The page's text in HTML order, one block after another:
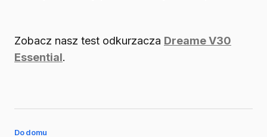
Zobacz nasz test odkurzacza Dreame V30
Essential.
Do domu